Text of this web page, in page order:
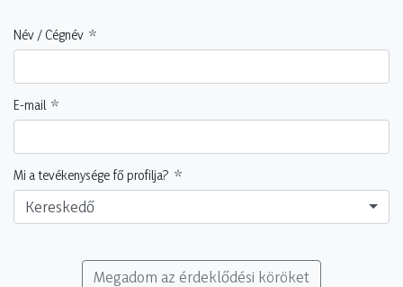
Név / Cégnév
E-mail
Mi a tevékenysége fő profilja?
Kereskedő
Megadom az érdeklődési köröket